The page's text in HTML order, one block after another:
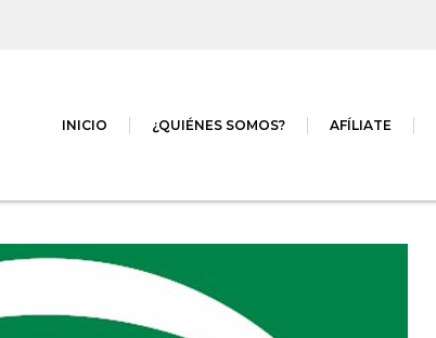
INICIO ¿QUIÉNES SOMOS? AFÍLIATE